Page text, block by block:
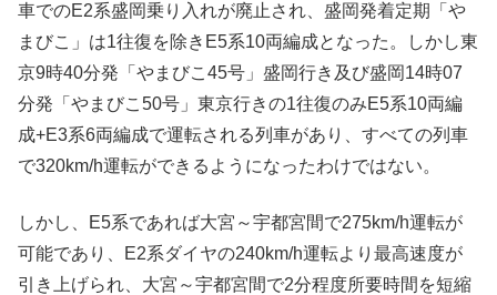
車でのE2系盛岡乗り入れが廃止され、盛岡発着定期「や
まびこ」は1往復を除きE5系10両編成となった。しかし東
京9時40分発「やまびこ45号」盛岡行き及び盛岡14時07
分発「やまびこ50号」東京行きの1往復のみE5系10両編
成+E3系6両編成で運転される列車があり、すべての列車
で320km/h運転ができるようになったわけではない。
しかし、E5系であれば大宮～宇都宮間で275km/h運転が
可能であり、E2系ダイヤの240km/h運転より最高速度が
引き上げられ、大宮～宇都宮間で2分程度所要時間を短縮